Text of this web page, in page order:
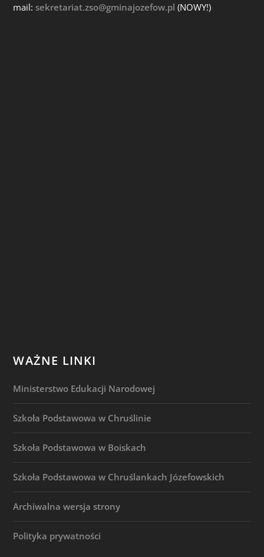
mail:sekretariat.zso@gminajozefow.pl (NOWY!)
WAŻNE LINKI
Ministerstwo Edukacji Narodowej
Szkoła Podstawowa w Chruślinie
Szkoła Podstawowa w Boiskach
Szkoła Podstawowa w Chruślankach Józefowskich
Archiwalna wersja strony
Polityka prywatności